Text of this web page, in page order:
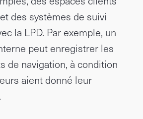
des systèmes de suivi
la LPD. Par exemple, un
peut enregistrer les
de navigation, à condition
aient donné leur